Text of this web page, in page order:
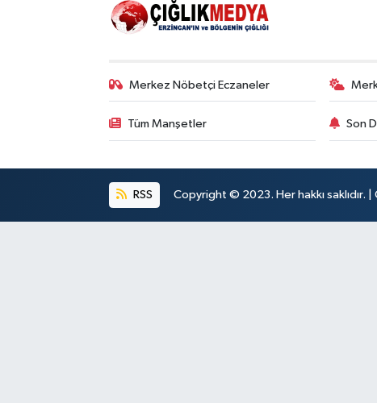
Merkez Nöbetçi Eczaneler
Tüm Manşetler Son
RSS Copyright © 2023. Her hakkı saklıdır. |